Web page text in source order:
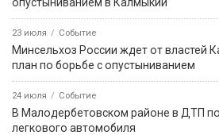
23 июля Событие
Минсельхоз России ждет от властей
план по борьбе с опустыниванием
24 июля Событие
В Малодербетовском районе в ДТП
легкового автомобиля